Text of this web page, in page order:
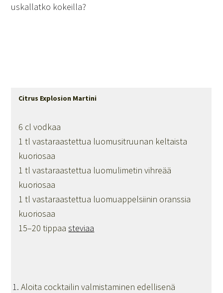
uskallatko kokeilla?
Citrus Explosion Martini
6 cl vodkaa
1 tl vastaraastettua luomusitruunan keltaista
kuoriosaa
1 tl vastaraastettua luomulimetin vihreää
kuoriosaa
1 tl vastaraastettua luomuappelsiinin oranssia
kuoriosaa
15–20 tippaasteviaa
Aloita cocktailin valmistaminen edellisenä